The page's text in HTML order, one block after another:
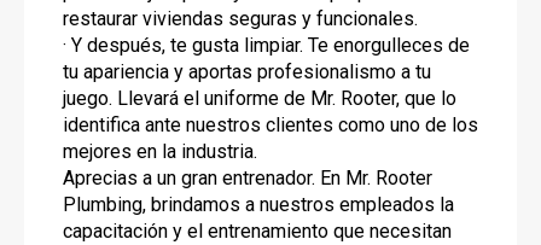
restaurar viviendas seguras y funcionales.
· Y después, te gusta limpiar. Te enorgulleces de
tu apariencia y aportas profesionalismo a tu
juego. Llevará el uniforme de Mr. Rooter, que lo
identifica ante nuestros clientes como uno de los
mejores en la industria.
Aprecias a un gran entrenador. En Mr. Rooter
Plumbing, brindamos a nuestros empleados la
capacitación y el entrenamiento que necesitan